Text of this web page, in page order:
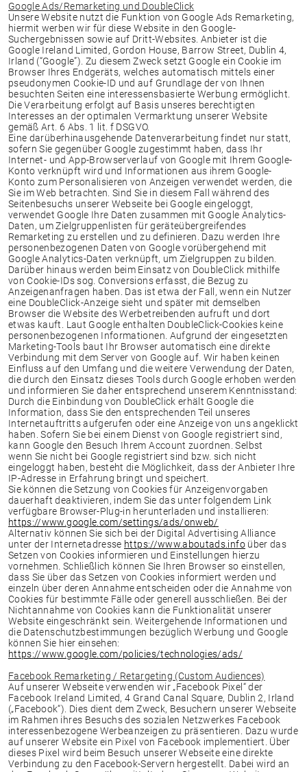
Google Ads/Remarketing und DoubleClick
Unsere Website nutzt die Funktion von Google Ads Remarketing,
hiermit werben wir für diese Website in den Google-
Suchergebnissen sowie auf Dritt-Websites. Anbieter ist die
Google Ireland Limited, Gordon House, Barrow Street, Dublin 4,
Irland (“Google”). Zu diesem Zweck setzt Google ein Cookie im
Browser Ihres Endgeräts, welches automatisch mittels einer
pseudonymen Cookie-ID und auf Grundlage der von Ihnen
besuchten Seiten eine interessensbasierte Werbung ermöglicht.
Die Verarbeitung erfolgt auf Basis unseres berechtigten
Interesses an der optimalen Vermarktung unserer Website
gemäß Art. 6 Abs. 1 lit. f DSGVO.
Eine darüberhinausgehende Datenverarbeitung findet nur statt,
sofern Sie gegenüber Google zugestimmt haben, dass Ihr
Internet- und App-Browserverlauf von Google mit Ihrem Google-
Konto verknüpft wird und Informationen aus ihrem Google-
Konto zum Personalisieren von Anzeigen verwendet werden, die
Sie im Web betrachten. Sind Sie in diesem Fall während des
Seitenbesuchs unserer Webseite bei Google eingeloggt,
verwendet Google Ihre Daten zusammen mit Google Analytics-
Daten, um Zielgruppenlisten für geräteübergreifendes
Remarketing zu erstellen und zu definieren. Dazu werden Ihre
personenbezogenen Daten von Google vorübergehend mit
Google Analytics-Daten verknüpft, um Zielgruppen zu bilden.
Darüber hinaus werden beim Einsatz von DoubleClick mithilfe
von Cookie-IDs sog. Conversions erfasst, die Bezug zu
Anzeigenanfragen haben. Das ist etwa der Fall, wenn ein Nutzer
eine DoubleClick-Anzeige sieht und später mit demselben
Browser die Website des Werbetreibenden aufruft und dort
etwas kauft. Laut Google enthalten DoubleClick-Cookies keine
personenbezogenen Informationen. Aufgrund der eingesetzten
Marketing-Tools baut Ihr Browser automatisch eine direkte
Verbindung mit dem Server von Google auf. Wir haben keinen
Einfluss auf den Umfang und die weitere Verwendung der Daten,
die durch den Einsatz dieses Tools durch Google erhoben werden
und informieren Sie daher entsprechend unserem Kenntnisstand:
Durch die Einbindung von DoubleClick erhält Google die
Information, dass Sie den entsprechenden Teil unseres
Internetauftritts aufgerufen oder eine Anzeige von uns angeklickt
haben. Sofern Sie bei einem Dienst von Google registriert sind,
kann Google den Besuch Ihrem Account zuordnen. Selbst
wenn Sie nicht bei Google registriert sind bzw. sich nicht
eingeloggt haben, besteht die Möglichkeit, dass der Anbieter Ihre
IP-Adresse in Erfahrung bringt und speichert.
Sie können die Setzung von Cookies für Anzeigenvorgaben
dauerhaft deaktivieren, indem Sie das unter folgendem Link
verfügbare Browser-Plug-in herunterladen und installieren:
https://www.google.com/settings/ads/onweb/
Alternativ können Sie sich bei der Digital Advertising Alliance
unter der Internetadresse https://www.aboutads.infoüber das
Setzen von Cookies informieren und Einstellungen hierzu
vornehmen. Schließlich können Sie Ihren Browser so einstellen,
dass Sie über das Setzen von Cookies informiert werden und
einzeln über deren Annahme entscheiden oder die Annahme von
Cookies für bestimmte Fälle oder generell ausschließen. Bei der
Nichtannahme von Cookies kann die Funktionalität unserer
Website eingeschränkt sein. Weitergehende Informationen und
die Datenschutzbestimmungen bezüglich Werbung und Google
können Sie hier einsehen:
https://www.google.com/policies/technologies/ads/
Facebook Remarketing / Retargeting (Custom Audiences)
Auf unserer Webseite verwenden wir „Facebook Pixel“ der
Facebook Ireland Limited, 4 Grand Canal Square, Dublin 2, Irland
(„Facebook“). Dies dient dem Zweck, Besuchern unserer Webseite
im Rahmen ihres Besuchs des sozialen Netzwerkes Facebook
interessenbezogene Werbeanzeigen zu präsentieren. Dazu wurde
auf unserer Website ein Pixel von Facebook implementiert. Über
dieses Pixel wird beim Besuch unserer Webseite eine direkte
Verbindung zu den Facebook-Servern hergestellt. Dabei wird an